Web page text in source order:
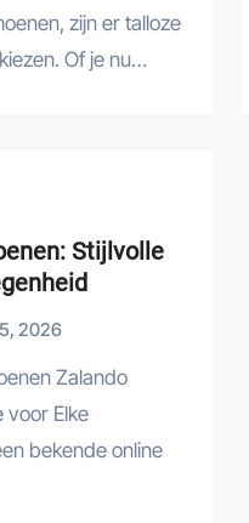
Of je nu…
Stijlvolle
2026
voor Elke
bekende online